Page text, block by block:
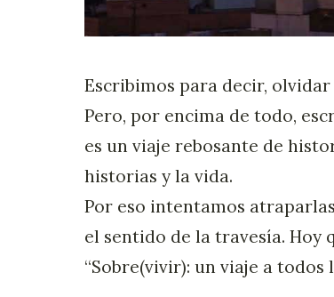
Escribimos para decir, olvidar
Pero, por encima de todo,
es un viaje rebosante de
historias y la vida.
Por eso intentamos
el sentido de la travesía.
“Sobre(vivir): un viaje a todos